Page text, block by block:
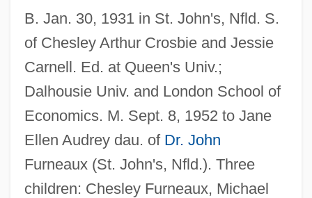
B. Jan. 30, 1931 in St. John's, Nfld. S.
of Chesley Arthur Crosbie and Jessie
Carnell. Ed. at Queen's Univ.;
Dalhousie Univ. and London School of
Economics. M. Sept. 8, 1952 to Jane
Ellen Audrey dau. of Dr. John
Furneaux (St. John's, Nfld.). Three
children: Chesley Furneaux, Michael